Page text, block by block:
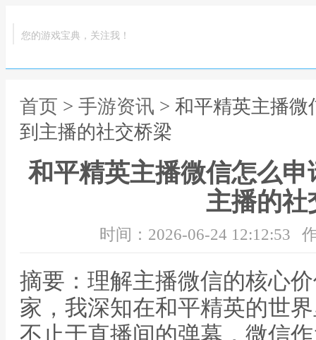
您的游戏宝典，关注我！
首页 > 手游资讯 > 和平精英主播
到主播的社交桥梁
和平精英主播微信怎么
主播的社
时间：2026-06-24 12:12:53
摘要：理解主播微信的核心
家，我深知在和平精英的世
不止于直播间的弹幕，微信